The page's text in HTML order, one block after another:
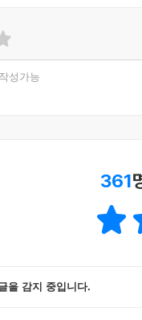
성가능
361
을 감지 중입니다.